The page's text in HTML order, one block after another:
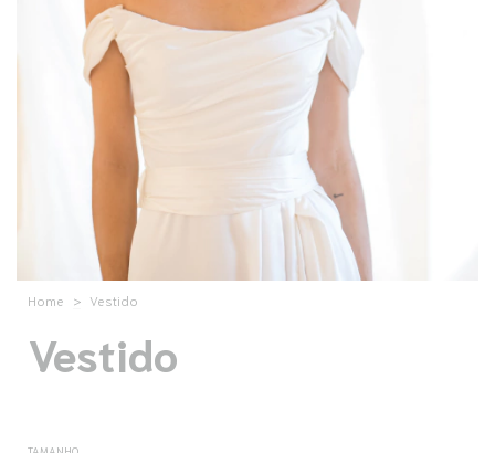
Home > Vestido
Vestido